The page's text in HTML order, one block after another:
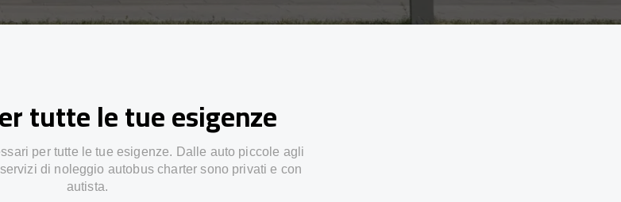
tutte le tue esigenze
per tutte le tue esigenze. Dalle auto piccole agli
di noleggio autobus charter sono privati e con
autista.